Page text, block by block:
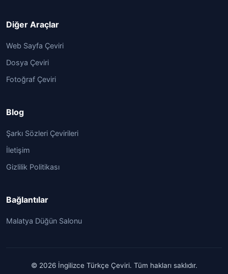
Diğer Araçlar
Web Sayfa Çeviri
Dosya Çeviri
Fotoğraf Çeviri
Blog
Şarkı Sözleri Çevirileri
İletişim
Gizlilik Politikası
Bağlantılar
Malatya Düğün Salonu
© 2026 İngilizce Türkçe Çeviri. Tüm hakları saklıdır.